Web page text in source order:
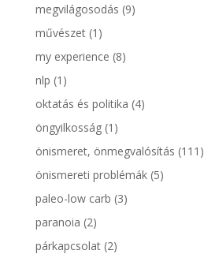
megvilágosodás (9)
művészet(1)
my experience (8)
nlp (1)
oktatás és politika (4)
öngyilkosság(1)
önismeret, önmegvalósítás (111)
önismereti problémák(5)
paleo-low carb (3)
paranoia (2)
párkapcsolat(2)